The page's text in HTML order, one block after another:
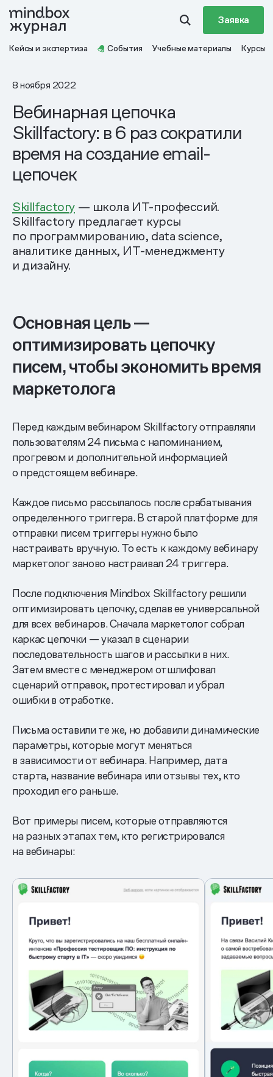
Заявка
Кейсы и экспертиза События Учебные материалы Курсы
8 ноября 2022
Вебинарная цепочка
Skillfactory: в 6 раз сократили
время на создание email-
цепочек
Skillfactory— школа ИТ-профессий.
Skillfactory предлагает курсы
по программированию, data science,
аналитике данных, ИТ-менеджменту
и дизайну.
Основная цель —
оптимизировать цепочку
писем, чтобы экономить время
маркетолога
Перед каждым вебинаром Skillfactory отправляли
пользователям 24 письма с напоминанием,
прогревом и дополнительной информацией
о предстоящем вебинаре.
Каждое письмо рассылалось после срабатывания
определенного триггера. В старой платформе для
отправки писем триггеры нужно было
настраивать вручную. То есть к каждому вебинару
маркетолог заново настраивал 24 триггера.
После подключения Mindbox Skillfactory решили
оптимизировать цепочку, сделав ее универсальной
для всех вебинаров. Сначала маркетолог собрал
каркас цепочки — указал в сценарии
последовательность шагов и рассылки в них.
Затем вместе с менеджером отшлифовал
сценарий отправок, протестировал и убрал
ошибки в отработке.
Письма оставили те же, но добавили динамические
параметры, которые могут меняться
в зависимости от вебинара. Например, дата
старта, название вебинара или отзывы тех, кто
проходил его раньше.
Вот примеры писем, которые отправляются
на разных этапах тем, кто регистрировался
на вебинары: